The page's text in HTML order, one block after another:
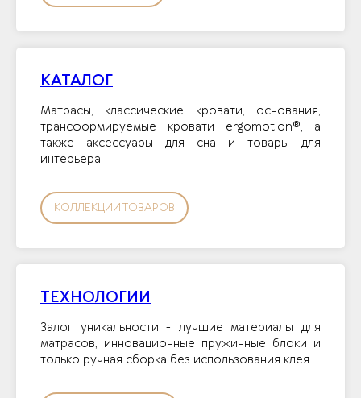
КАТАЛОГ
Матрасы, классические кровати, основания,
трансформируемые кровати ergomotion®, а
также аксессуары для сна и товары для
интерьера
КОЛЛЕКЦИИ ТОВАРОВ
ТЕХНОЛОГИИ
Залог уникальности - лучшие материалы для
матрасов, инновационные пружинные блоки и
только ручная сборка без использования клея